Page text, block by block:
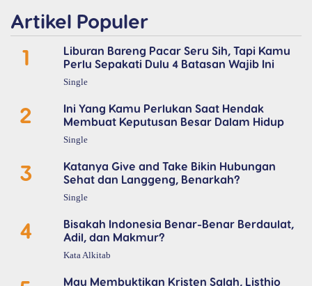
Artikel Populer
1
Liburan Bareng Pacar Seru Sih, Tapi Kamu
Perlu Sepakati Dulu 4 Batasan Wajib Ini
Single
2
Ini Yang Kamu Perlukan Saat Hendak
Membuat Keputusan Besar Dalam Hidup
Single
3
Katanya Give and Take Bikin Hubungan
Sehat dan Langgeng, Benarkah?
Single
4
Bisakah Indonesia Benar-Benar Berdaulat,
Adil, dan Makmur?
Kata Alkitab
Mau Membuktikan Kristen Salah, Listhio